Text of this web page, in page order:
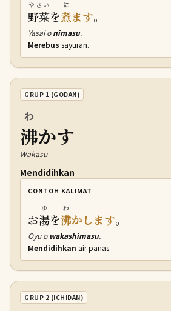
野菜
やさい
を煮
に
ます。
Yasai onimasu.
Merebus sayuran.
GRUP 1 (GODAN)
沸
わ
かす
Wakasu
Mendidihkan
CONTOH KALIMAT
お湯
ゆ
を沸
わ
かします。
Oyu o wakashimasu.
Mendidihkan air panas.
GRUP 2 (ICHIDAN)